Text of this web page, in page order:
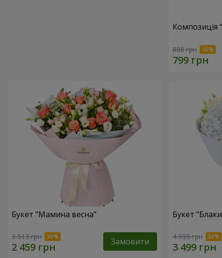
Композиція
888 грн
Букет "Мамина весна"
3 513 грн Замовити
Букет
4 999 грн